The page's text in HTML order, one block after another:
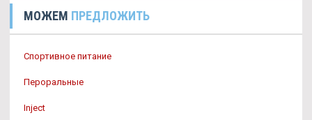
МОЖЕМ ПРЕДЛОЖИТЬ
Спортивное питание
Пероральные
Inject